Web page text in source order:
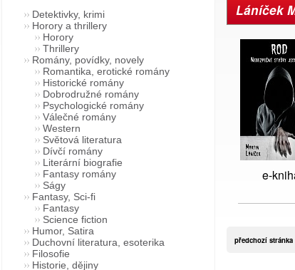
Láníček
e-
předchozí stránka
Detektivky, krimi
Horory a thrillery
Horory
Thrillery
Romány, povídky, novely
Romantika, erotické romány
Historické romány
Dobrodružné romány
Psychologické romány
Válečné romány
Western
Světová literatura
Dívčí romány
Literární biografie
Fantasy romány
Ságy
Fantasy, Sci-fi
Fantasy
Science fiction
Humor, Satira
Duchovní literatura, esoterika
Filosofie
Historie, dějiny